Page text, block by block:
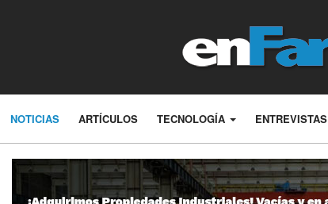
NOTICIAS ARTÍCULOS TECNOLOGÍA ENTREVISTAS